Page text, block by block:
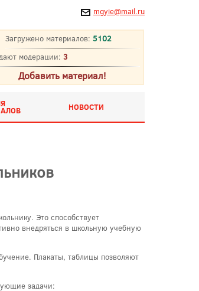
mgyie@mail.ru
Загружено материалов: 5102
модерации: 3
Добавить материал!
НОВОСТИ
Это способствует
внедряться в школьную учебную
Плакаты, таблицы позволяют
задачи: